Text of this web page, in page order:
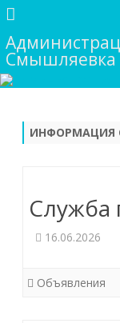
Смышляевка
ИНФОРМАЦИЯ
Служба
16.06.2026
Объявления